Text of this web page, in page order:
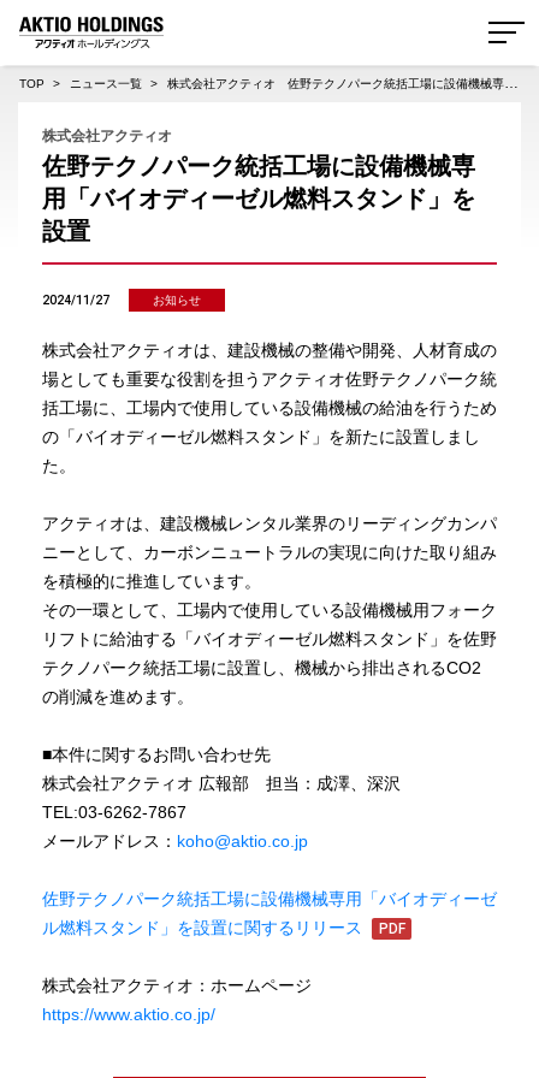
AKTIO HOLDINGS 株式会社アクティオホールディングス
TOP ニュース一覧 株式会社アクティオ 佐野テクノパーク統括工場に設備機械専用「バイオディーゼル燃料スタンド」を設置
株式会社アクティオ
佐野テクノパーク統括工場に設備機械専
用「バイオディーゼル燃料スタンド」を
設置
2024/11/27 お知らせ
株式会社アクティオは、建設機械の整備や開発、人材育成の
場としても重要な役割を担うアクティオ佐野テクノパーク統
括工場に、工場内で使用している設備機械の給油を行うため
の「バイオディーゼル燃料スタンド」を新たに設置しまし
た。
アクティオは、建設機械レンタル業界のリーディングカンパ
ニーとして、カーボンニュートラルの実現に向けた取り組み
を積極的に推進しています。
その一環として、工場内で使用している設備機械用フォーク
リフトに給油する「バイオディーゼル燃料スタンド」を佐野
テクノパーク統括工場に設置し、機械から排出されるCO2
の削減を進めます。
■本件に関するお問い合わせ先
株式会社アクティオ 広報部 担当：成澤、深沢
TEL:03-6262-7867
メールアドレス： koho@aktio.co.jp
佐野テクノパーク統括工場に設備機械専用「バイオディーゼ
ル燃料スタンド」を設置に関するリリース
株式会社アクティオ：ホームページ
https://www.aktio.co.jp/